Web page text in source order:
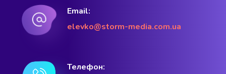
Email:
elevko@storm-media.com.ua
Телефон: